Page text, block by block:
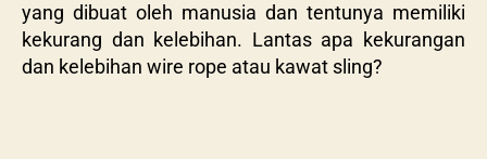
yang dibuat oleh manusia dan tentunya memiliki
kekurang dan kelebihan. Lantas apa kekurangan
dan kelebihan wire rope atau kawat sling?